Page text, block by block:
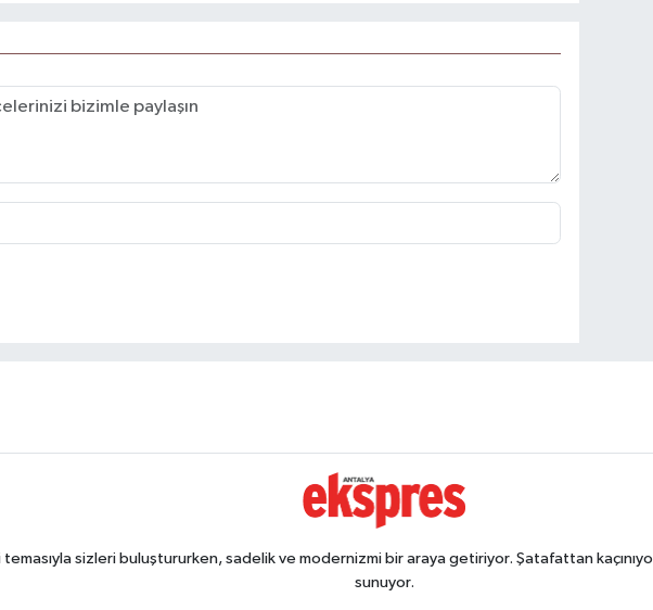
sizleri buluştururken, sadelik ve modernizmi bir araya getiriyor. Şatafattan
sunuyor.